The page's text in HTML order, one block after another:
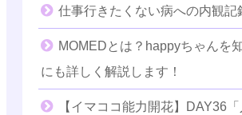
仕事行きたくない病への内観記
MOMEDとは？happyちゃんを
にも詳しく解説します！
【イマココ能力開花】DAY36